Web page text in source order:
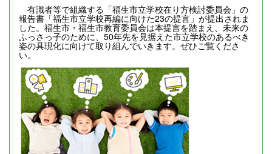
有識者等で組織する「福生市立学校在り方検討委員会」の
報告書「福生市立学校再編に向けた23の提言」が提出されま
した。福生市・福生市教育委員会は本提言を踏まえ、未来の
ふっさっ子のために、50年先を見据えた市立学校のあるべき
姿の具現化に向けて取り組んでいきます。ぜひご覧くださ
い。